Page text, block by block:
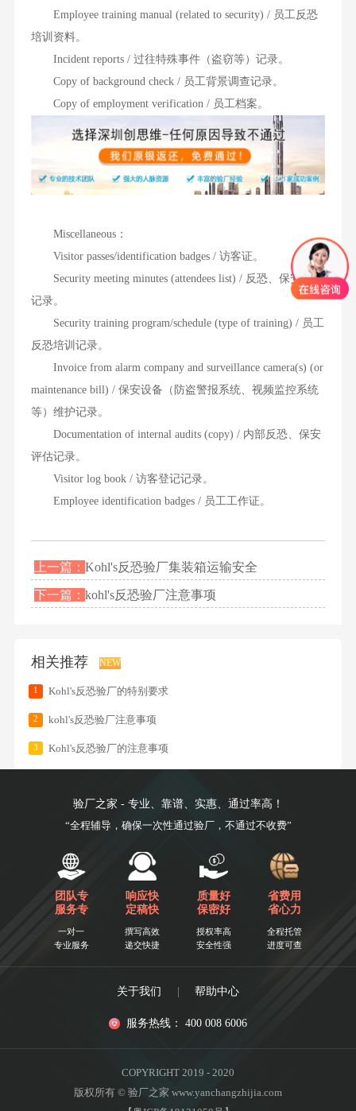
Employee training manual (related to security) / 员工反恐
培训资料。
Incident reports / 过往特殊事件（盗窃等）记录。
Copy of background check / 员工背景调查记录。
Copy of employment verification / 员工档案。
Miscellaneous：
Visitor passes/identification badges / 访客证。
Security meeting minutes (attendees list) / 反恐、保安会议
记录。
Security training program/schedule (type of training) / 员工
反恐培训记录。
Invoice from alarm company and surveillance camera(s) (or
maintenance bill) / 保安设备（防盗警报系统、视频监控系统
等）维护记录。
Documentation of internal audits (copy) / 内部反恐、保安
评估记录。
Visitor log book / 访客登记记录。
Employee identification badges / 员工工作证。
上一篇：Kohl's反恐验厂集装箱运输安全
下一篇：kohl's反恐验厂注意事项
相关推荐 NEW
1 Kohl's反恐验厂的特别要求
2 kohl's反恐验厂注意事项
3 Kohl's反恐验厂的注意事项
验厂之家 - 专业、靠谱、实惠、通过率高！
“全程辅导，确保一次性通过验厂，不通过不收费”
团队专
服务专
一对一
专业服务
响应快
定稿快
撰写高效
递交快捷
质量好
保密好
授权率高
安全性强
省费用
省心力
全程托管
进度可查
关于我们 | 帮助中心
服务热线： 400 008 6006
COPYRIGHT 2019 - 2020
版权所有 © 验厂之家 www.yanchangzhijia.com